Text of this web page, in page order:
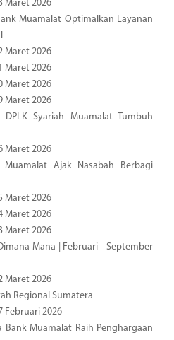
Maret 2026
Muamalat Optimalkan Layanan
Maret 2026
Maret 2026
Maret 2026
Maret 2026
Syariah Muamalat Tumbuh
Maret 2026
Ajak Nasabah Berbagi
Maret 2026
Maret 2026
Maret 2026
Mana | Februari - September
Maret 2026
Regional Sumatera
Februari 2026
Bank Muamalat Raih Penghargaan